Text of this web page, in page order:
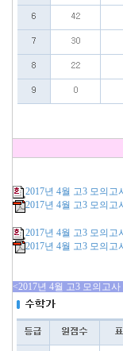
2017년 4월 고3 모의
2017년 4월 고3 모의고
2017년 4월 고3 모의고
2017년 4월 고3 모의고
<2017년 4월 고3 모의고